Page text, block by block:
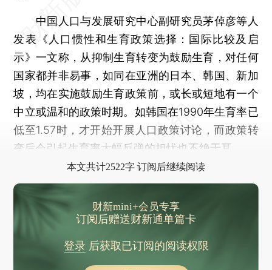
中国人口与发展研究中心副研究员茅倬彦等人
发表《人口惯性和生育政策选择：国际比较及启
示》一文称，从抑制生育转变为鼓励生育，对任何
国家都并非易事，如同在亚洲的日本、韩国、新加
坡，均在实施鼓励生育政策前，或长或短地有一个
中立或温和的政策时期。如韩国在1990年生育率已
低至1.57时，才开始开展人口政策讨论，而政策转
变后会引起生育率大幅反弹的担忧也不绝于耳。
本文共计2522字 订阅后继续阅读
财新mini+会员专享
订阅后赠送财新通单篇卡
登录后获取已订阅的阅读权限